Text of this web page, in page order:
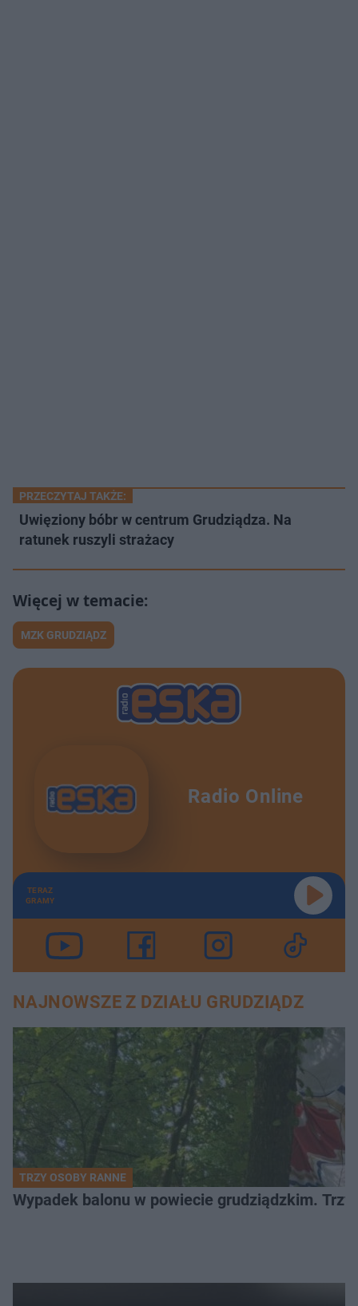
PRZECZYTAJ TAKŻE:
Uwięziony bóbr w centrum Grudziądza. Na
ratunek ruszyli strażacy
MZK GRUDZIĄDZ
Radio Online
TERAZ
GRAMY
NAJNOWSZE Z DZIAŁU GRUDZIĄDZ
TRZY OSOBY RANNE
Wypadek balonu w powiecie grudziądzkim.